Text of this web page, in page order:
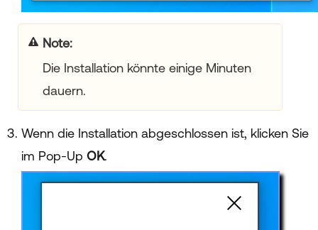
your title goes here
Die Installation könnte einige Minuten
dauern.
Wenn die Installation abgeschlossen ist, klicken Sie
im Pop-Up OK.